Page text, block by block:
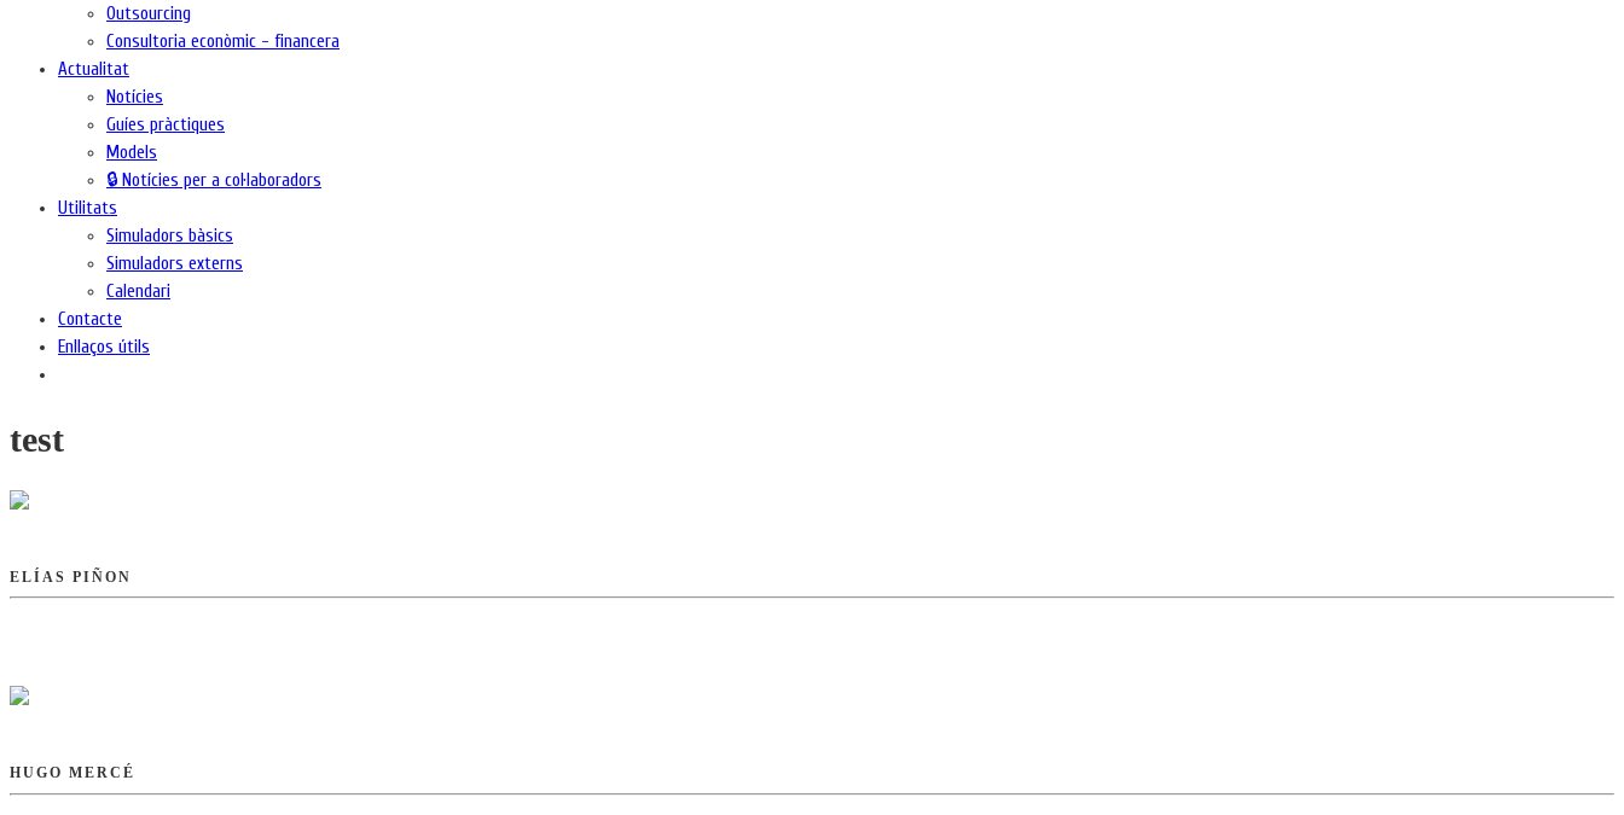
Outsourcing
Consultoria econòmic - financera
Actualitat
Notícies
Guíes pràctiques
Models
🔒 Notícies per a col·laboradors
Utilitats
Simuladors bàsics
Simuladors externs
Calendari
Contacte
Enllaços útils
test
ELÍAS PIÑON
HUGO MERCÉ